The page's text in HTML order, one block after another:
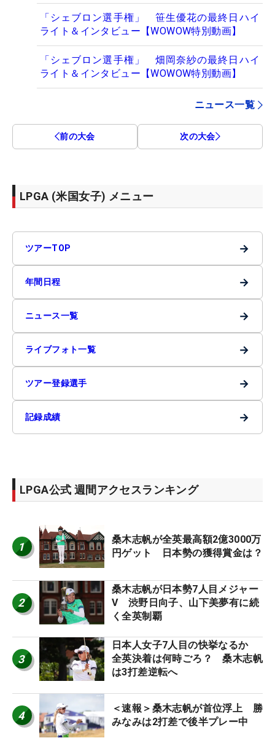
「シェブロン選手権」 笹生優花の最終日ハイ
ライト＆インタビュー【WOWOW特別動画】
「シェブロン選手権」 畑岡奈紗の最終日ハイ
ライト＆インタビュー【WOWOW特別動画】
ニュース一覧
前の大会 次の大会
LPGA (米国女子) メニュー
ツアーTOP →
年間日程 →
ニュース一覧 →
ライブフォト一覧 →
ツアー登録選手 →
記録成績 →
LPGA公式 週間アクセスランキング
1
桑木志帆が全英最高額2億3000万
円ゲット 日本勢の獲得賞金は？
2
桑木志帆が日本勢7人目メジャー
V 渋野日向子、山下美夢有に続
く全英制覇
3
日本人女子7人目の快挙なるか
全英決着は何時ごろ？ 桑木志帆
は3打差逆転へ
4
＜速報＞桑木志帆が首位浮上 勝
みなみは2打差で後半プレー中